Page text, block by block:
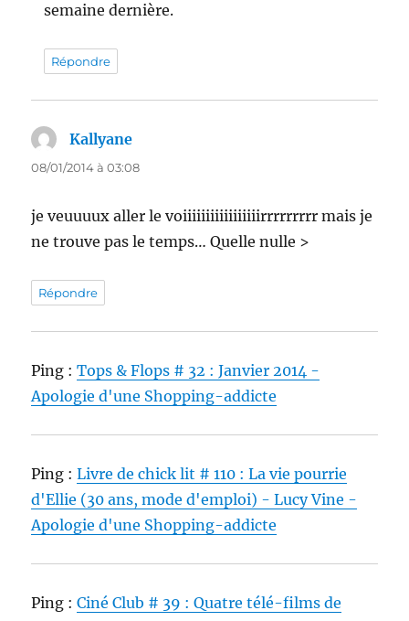
semaine dernière.
Répondre
Kallyane
08/01/2014 à 03:08
je veuuuux aller le voiiiiiiiiiiiiiiiiirrrrrrrrr mais je
ne trouve pas le temps… Quelle nulle >
Répondre
Ping :Tops & Flops # 32 : Janvier 2014 -
Apologie d'une Shopping-addicte
Ping :Livre de chick lit # 110 : La vie pourrie
d'Ellie (30 ans, mode d'emploi) - Lucy Vine -
Apologie d'une Shopping-addicte
Ping :Ciné Club # 39 : Quatre télé-films de